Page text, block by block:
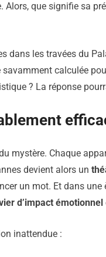
que signifie sa
dans les travées du
calculée
? La réponse
mystère. Chaque
devient alors un
un mot. Et dans une
d’impact émotionnel
inattendue :